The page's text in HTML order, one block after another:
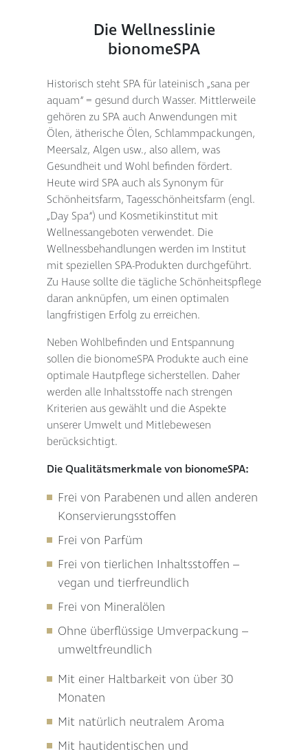
Die Wellnesslinie
bionomeSPA
Historisch steht SPA für lateinisch „sana per
aquam“ = gesund durch Wasser. Mittlerweile
gehören zu SPA auch Anwendungen mit
Ölen, ätherische Ölen, Schlammpackungen,
Meersalz, Algen usw., also allem, was
Gesundheit und Wohl befinden fördert.
Heute wird SPA auch als Synonym für
Schönheitsfarm, Tagesschönheitsfarm (engl.
„Day Spa“) und Kosmetikinstitut mit
Wellnessangeboten verwendet. Die
Wellnessbehandlungen werden im Institut
mit speziellen SPA-Produkten durchgeführt.
Zu Hause sollte die tägliche Schönheitspflege
daran anknüpfen, um einen optimalen
langfristigen Erfolg zu erreichen.
Neben Wohlbefinden und Entspannung
sollen die bionomeSPA Produkte auch eine
optimale Hautpflege sicherstellen. Daher
werden alle Inhaltsstoffe nach strengen
Kriterien aus gewählt und die Aspekte
unserer Umwelt und Mitlebewesen
berücksichtigt.
Die Qualitätsmerkmale von bionomeSPA:
Frei von Parabenen und allen anderen
Konservierungsstoffen
Frei von Parfüm
Frei von tierlichen Inhaltsstoffen –
vegan und tierfreundlich
Frei von Mineralölen
Ohne überflüssige Umverpackung –
umweltfreundlich
Mit einer Haltbarkeit von über 30
Monaten
Mit natürlich neutralem Aroma
Mit hautidentischen und